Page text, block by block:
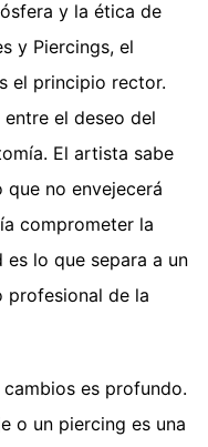
y la ética de
y Piercings, el
el principio rector.
el deseo del
El artista sabe
no envejecerá
comprometer la
es lo que separa a un
profesional de la
es profundo.
o un piercing es una